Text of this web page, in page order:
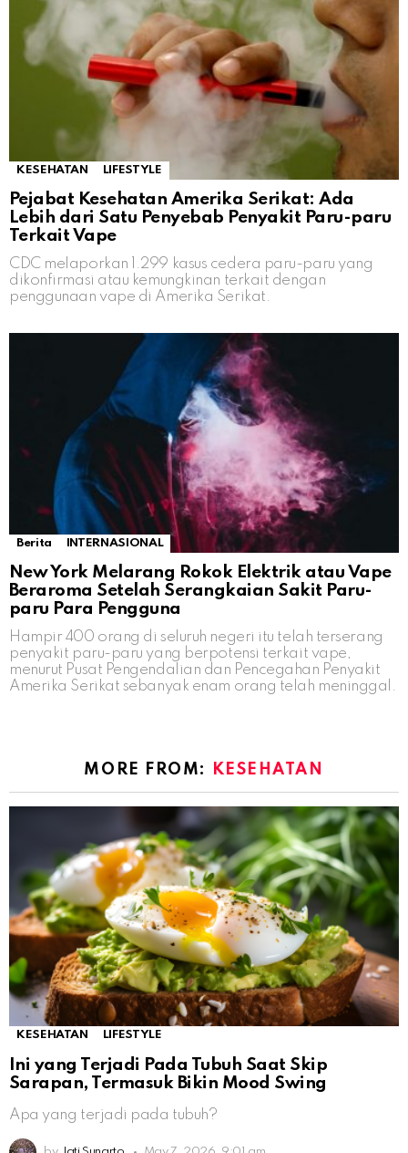
KESEHATAN LIFESTYLE
Pejabat Kesehatan Amerika Serikat: Ada
Lebih dari Satu Penyebab Penyakit Paru-paru
Terkait Vape
CDC melaporkan 1.299 kasus cedera paru-paru yang
dikonfirmasi atau kemungkinan terkait dengan
penggunaan vape di Amerika Serikat.
Berita INTERNASIONAL
New York Melarang Rokok Elektrik atau Vape
Beraroma Setelah Serangkaian Sakit Paru-
paru Para Pengguna
Hampir 400 orang di seluruh negeri itu telah terserang
penyakit paru-paru yang berpotensi terkait vape,
menurut Pusat Pengendalian dan Pencegahan Penyakit
Amerika Serikat sebanyak enam orang telah meninggal.
MORE FROM: KESEHATAN
KESEHATAN LIFESTYLE
Ini yang Terjadi Pada Tubuh Saat Skip
Sarapan, Termasuk Bikin Mood Swing
Apa yang terjadi pada tubuh?